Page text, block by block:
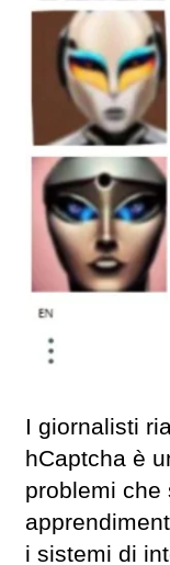
I giornalisti
hCaptcha è
problemi che
i sistemi di